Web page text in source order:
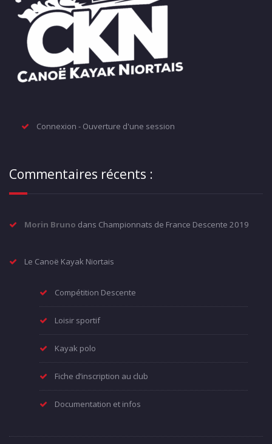
Connexion - Ouverture d'une session
Commentaires récents :
Morin Bruno dans Championnats de France Descente 2019
Le Canoë Kayak Niortais
Compétition Descente
Loisir sportif
Kayak polo
Fiche d’inscription au club
Documentation et infos